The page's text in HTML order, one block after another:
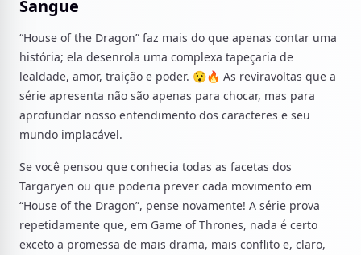
Sangue
“House of the Dragon” faz mais do que apenas contar uma
história; ela desenrola uma complexa tapeçaria de
lealdade, amor, traição e poder. 😯🔥 As reviravoltas que a
série apresenta não são apenas para chocar, mas para
aprofundar nosso entendimento dos caracteres e seu
mundo implacável.
Se você pensou que conhecia todas as facetas dos
Targaryen ou que poderia prever cada movimento em
“House of the Dragon”, pense novamente! A série prova
repetidamente que, em Game of Thrones, nada é certo
exceto a promessa de mais drama, mais conflito e, claro,